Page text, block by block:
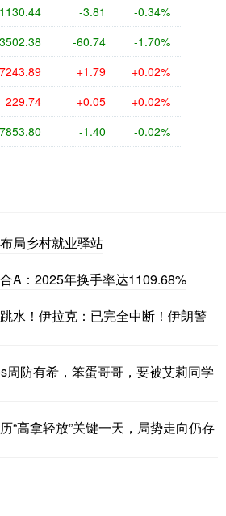
1130.44 -3.81 -0.34%
3502.38 -60.74 -1.70%
7243.89 +1.79 +0.02%
229.74 +0.05 +0.02%
7853.80 -1.40 -0.02%
局乡村就业驿站
A：2025年换手率达1109.68%
水！伊拉克：已完全中断！伊朗警
周防有希，笨蛋哥哥，要被艾莉同学
“高拿轻放”关键一天，局势走向仍存